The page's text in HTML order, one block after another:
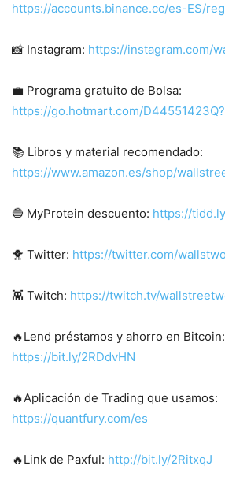
https://accounts.binance.cc/es-ES/
📸 Instagram: https://instagram.com/
💼 Programa gratuito de Bolsa:
https://go.hotmart.com/
📚 Libros y material recomendado:
https://www.amazon.es/shop/
🔵 MyProtein descuento: https://
🐥 Twitter: https://twitter.com/
👾 Twitch: https://twitch.tv/
🔥Lend préstamos y ahorro en Bitcoin:
https://bit.ly/2RDdvHN
🔥Aplicación de Trading que usamos:
https://quantfury.com/es
🔥Link de Paxful: http://bit.ly/2RitxqJ